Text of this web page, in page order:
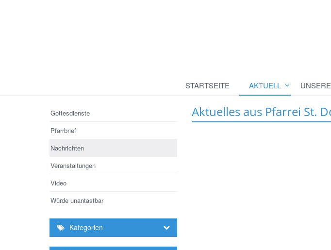
STARTSEITE AKTUELL
Aktuelles aus Pfarrei St.
Gottesdienste
Pfarrbrief
Nachrichten
Veranstaltungen
Video
Würde unantastbar
Kategorien